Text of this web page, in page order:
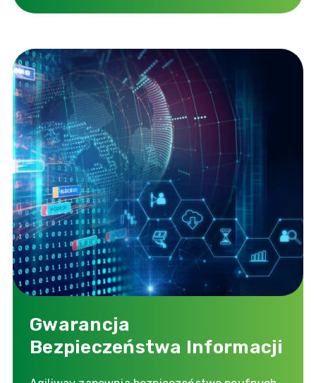
Gwarancja
Bezpieczeństwa Informacji